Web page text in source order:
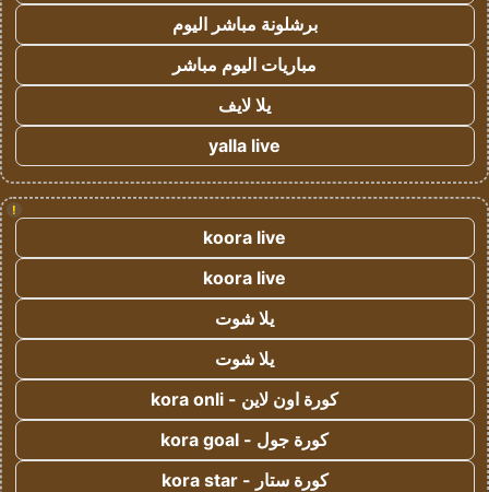
برشلونة مباشر اليوم
مباريات اليوم مباشر
يلا لايف
yalla live
!
koora live
koora live
يلا شوت
يلا شوت
كورة اون لاين - kora onli
كورة جول - kora goal
كورة ستار - kora star